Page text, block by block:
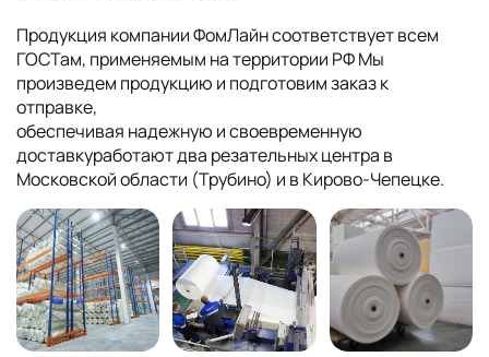
Продукция компании ФомЛайн соответствует всем
ГОСТам, применяемым на территории РФ Мы
произведем продукцию и подготовим заказ к
отправке,
обеспечивая надежную и своевременную
доставкуработают два резательных центра в
Московской области (Трубино) и в Кирово-Чепецке.